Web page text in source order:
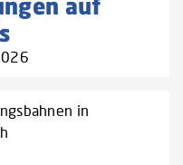
auf
in